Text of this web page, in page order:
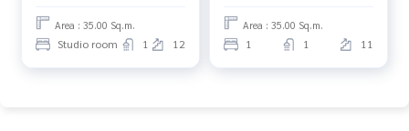
Area : 35.00 Sq.m.
Studio room 1 12
Area : 35.00 Sq.m.
1 1 11